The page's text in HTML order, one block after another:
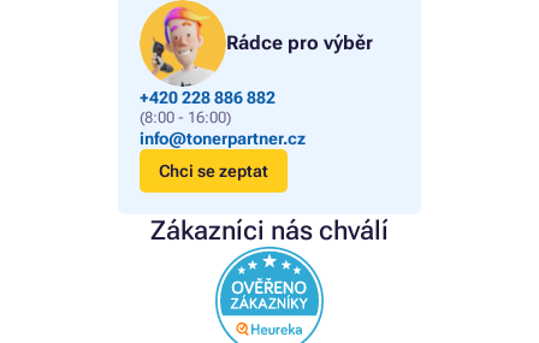
Rádce pro výběr
+420 228 886 882
(8:00 - 16:00)
info@tonerpartner.cz
Chci se zeptat
Zákazníci nás chválí